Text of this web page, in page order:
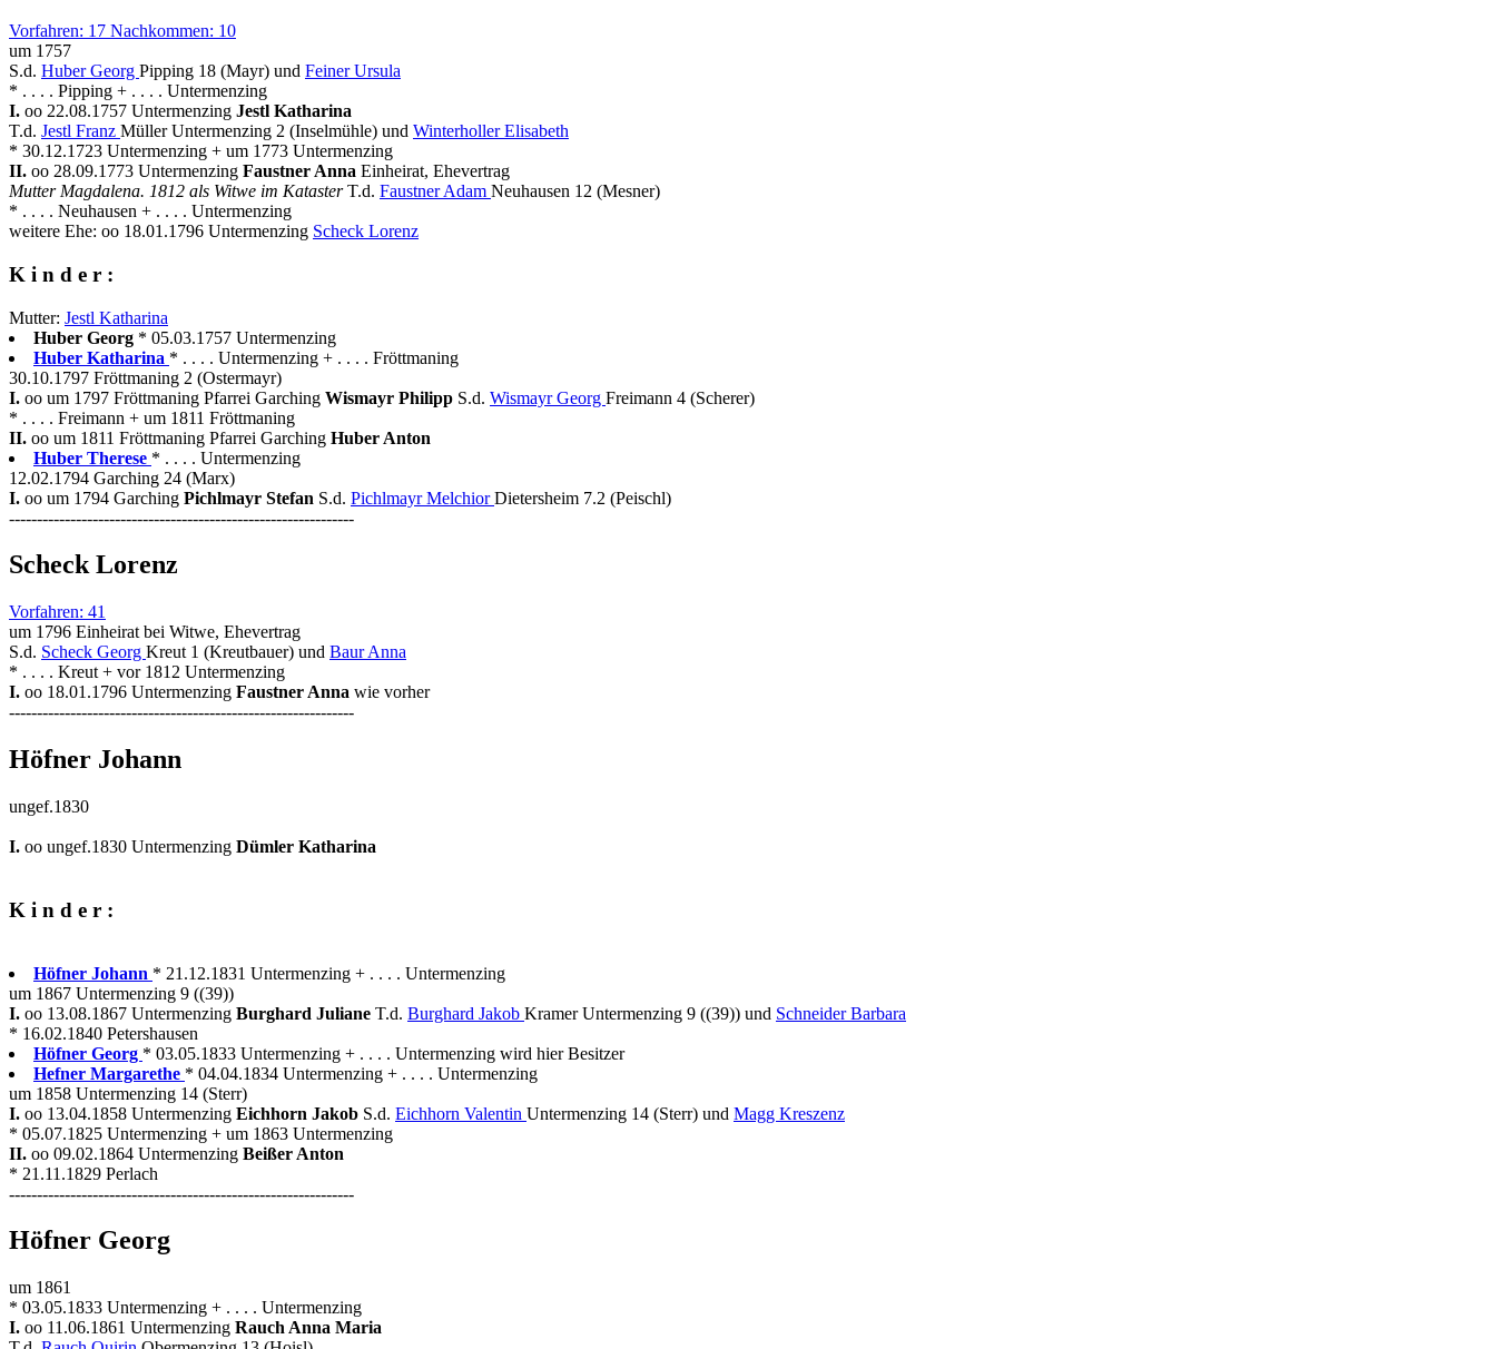
Vorfahren: 17 Nachkommen: 10
um 1757
S.d. Huber Georg Pipping 18 (Mayr) und Feiner Ursula
* . . . . Pipping + . . . . Untermenzing
I. oo 22.08.1757 Untermenzing Jestl Katharina
T.d. Jestl Franz Müller Untermenzing 2 (Inselmühle) und Winterholler Elisabeth
* 30.12.1723 Untermenzing + um 1773 Untermenzing
II. oo 28.09.1773 Untermenzing Faustner Anna Einheirat, Ehevertrag
Mutter Magdalena. 1812 als Witwe im KatasterT.d. Faustner Adam Neuhausen 12 (Mesner)
* . . . . Neuhausen + . . . . Untermenzing
weitere Ehe: oo 18.01.1796 Untermenzing Scheck Lorenz
K i n d e r :
Mutter: Jestl Katharina
Huber Georg * 05.03.1757 Untermenzing
Huber Katharina * . . . . Untermenzing + . . . . Fröttmaning
30.10.1797 Fröttmaning 2 (Ostermayr)
I. oo um 1797 Fröttmaning Pfarrei Garching Wismayr Philipp S.d. Wismayr Georg Freimann 4 (Scherer)
* . . . . Freimann + um 1811 Fröttmaning
II. oo um 1811 Fröttmaning Pfarrei Garching Huber Anton
Huber Therese * . . . . Untermenzing
12.02.1794 Garching 24 (Marx)
I. oo um 1794 Garching Pichlmayr Stefan S.d. Pichlmayr MelchiorDietersheim 7.2 (Peischl)
--------------------------------------------------------------
Scheck Lorenz
Vorfahren: 41
um 1796 Einheirat bei Witwe, Ehevertrag
S.d. Scheck Georg Kreut 1 (Kreutbauer) und Baur Anna
* . . . . Kreut + vor 1812 Untermenzing
I. oo 18.01.1796 Untermenzing Faustner Anna wie vorher
--------------------------------------------------------------
Höfner Johann
ungef.1830
I. oo ungef.1830 Untermenzing Dümler Katharina
K i n d e r :
Höfner Johann * 21.12.1831 Untermenzing + . . . . Untermenzing
um 1867 Untermenzing 9 ((39))
I. oo 13.08.1867 Untermenzing Burghard Juliane T.d. Burghard Jakob Kramer Untermenzing 9 ((39)) und Schneider Barbara
* 16.02.1840 Petershausen
Höfner Georg * 03.05.1833 Untermenzing + . . . . Untermenzing wird hier Besitzer
Hefner Margarethe * 04.04.1834 Untermenzing + . . . . Untermenzing
um 1858 Untermenzing 14 (Sterr)
I. oo 13.04.1858 Untermenzing Eichhorn Jakob S.d. Eichhorn Valentin Untermenzing 14 (Sterr) und Magg Kreszenz
* 05.07.1825 Untermenzing + um 1863 Untermenzing
II. oo 09.02.1864 Untermenzing Beißer Anton
* 21.11.1829 Perlach
--------------------------------------------------------------
Höfner Georg
um 1861
* 03.05.1833 Untermenzing + . . . . Untermenzing
I. oo 11.06.1861 Untermenzing Rauch Anna Maria